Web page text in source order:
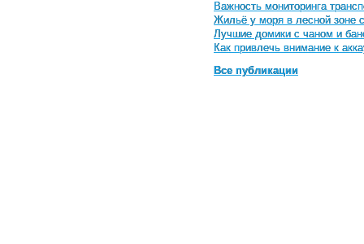
Важность мониторинга
Жильё у моря в лесной зоне
Лучшие домики с чаном и
Как привлечь внимание к
Все публикации